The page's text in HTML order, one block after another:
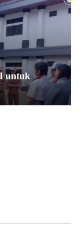
untuk